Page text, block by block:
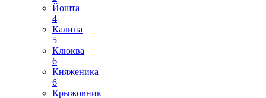
Йошта
4
Калина
5
Клюква
6
Княженика
6
Крыжовник